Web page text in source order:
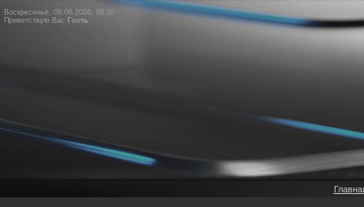
Воскресенье, 09.08.2026, 08:30
Приветствую Вас Гость